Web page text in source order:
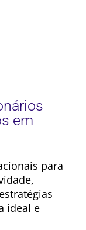
em
para
ideal e